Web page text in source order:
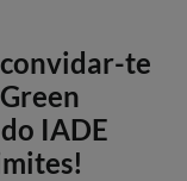
te
IADE